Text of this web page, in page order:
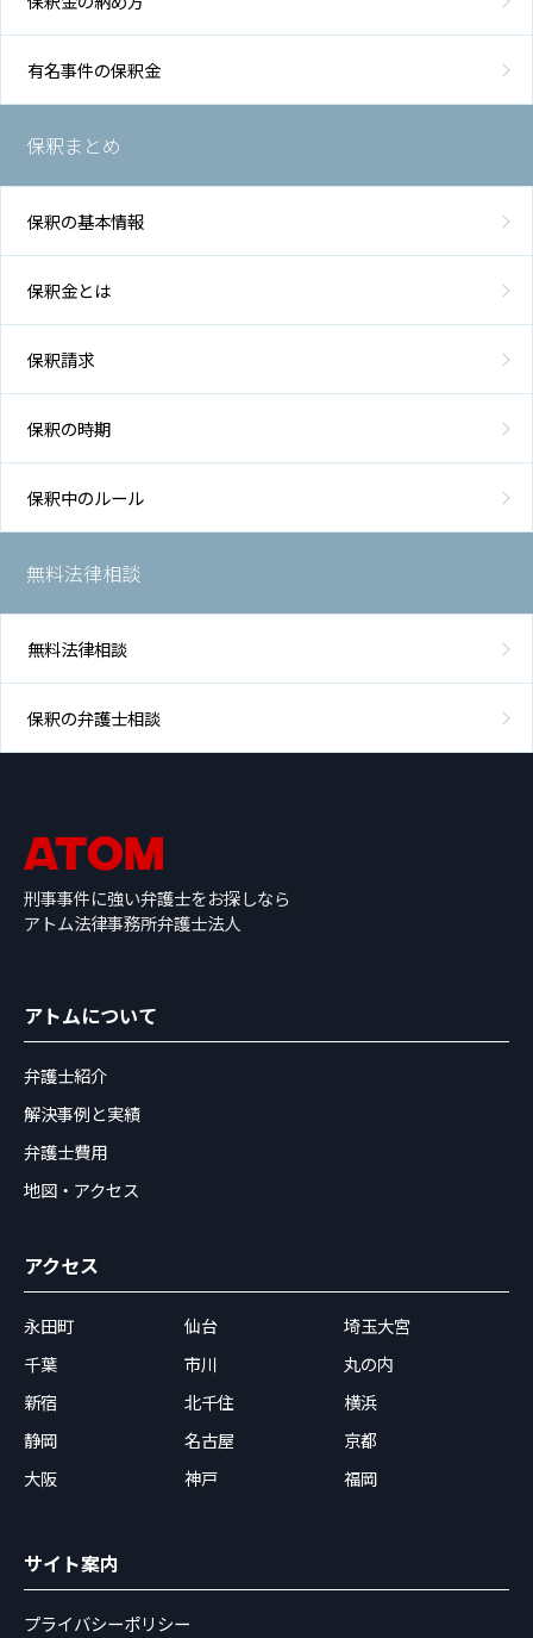
有名事件の保釈金
保釈まとめ
保釈の基本情報
保釈金とは
保釈請求
保釈の時期
保釈中のルール
無料法律相談
無料法律相談
保釈の弁護士相談
刑事事件に強い弁護士をお探しなら
アトム法律事務所弁護士法人
アトムについて
弁護士紹介
解決事例と実績
弁護士費用
地図・アクセス
アクセス
永田町 仙台
埼玉大宮
千葉
市川
丸の内
新宿
北千住
横浜
静岡
名古屋
京都
大阪
神戸 福岡
サイト案内
プライバシーポリシー